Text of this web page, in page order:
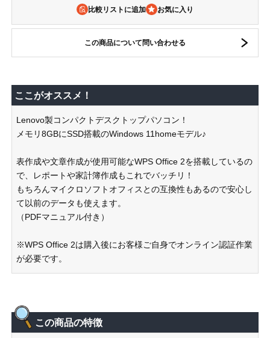
比較リストに追加
この商品について問い合わせる
ここがオススメ！
Lenovo製コンパクトデスクトップパソコン！
メモリ8GBにSSD搭載のWindows 11homeモデル♪
表作成や文章作成が使用可能なWPS Office 2を搭載しているの
で、レポートや家計簿作成もこれでバッチリ！
もちろんマイクロソフトオフィスとの互換性もあるので安心し
て以前のデータも使えます。
（PDFマニュアル付き）
※WPS Office 2は購入後にお客様ご自身でオンライン認証作業
が必要です。
この商品の特徴